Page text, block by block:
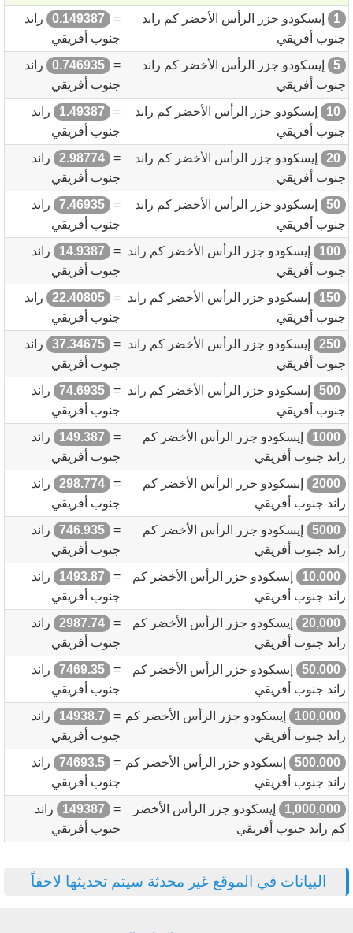
1
إيسكودو جزر الرأس الأخضر كم راند
جنوب أفريقي
=
0.149387
راند
جنوب أفريقي
5
إيسكودو جزر الرأس الأخضر كم راند
جنوب أفريقي
=
0.746935
راند
جنوب أفريقي
10
إيسكودو جزر الرأس الأخضر كم راند
جنوب أفريقي
=
1.49387
راند
جنوب أفريقي
20
إيسكودو جزر الرأس الأخضر كم راند
جنوب أفريقي
=
2.98774
راند
جنوب أفريقي
50
إيسكودو جزر الرأس الأخضر كم راند
جنوب أفريقي
=
7.46935
راند
جنوب أفريقي
100
إيسكودو جزر الرأس الأخضر كم راند
جنوب أفريقي
=
14.9387
راند
جنوب أفريقي
150
إيسكودو جزر الرأس الأخضر كم راند
جنوب أفريقي
=
22.40805
راند
جنوب أفريقي
250
إيسكودو جزر الرأس الأخضر كم راند
جنوب أفريقي
=
37.34675
راند
جنوب أفريقي
500
إيسكودو جزر الرأس الأخضر كم راند
جنوب أفريقي
=
74.6935
راند
جنوب أفريقي
1000
إيسكودو جزر الرأس الأخضر كم
راند جنوب أفريقي
=
149.387
راند
جنوب أفريقي
2000
إيسكودو جزر الرأس الأخضر كم
راند جنوب أفريقي
=
298.774
راند
جنوب أفريقي
5000
إيسكودو جزر الرأس الأخضر كم
راند جنوب أفريقي
=
746.935
راند
جنوب أفريقي
10,000
إيسكودو جزر الرأس الأخضر كم
راند جنوب أفريقي
=
1493.87
راند
جنوب أفريقي
20,000
إيسكودو جزر الرأس الأخضر كم
راند جنوب أفريقي
=
2987.74
راند
جنوب أفريقي
50,000
إيسكودو جزر الرأس الأخضر كم
راند جنوب أفريقي
=
7469.35
راند
جنوب أفريقي
100,000
إيسكودو جزر الرأس الأخضر كم
راند جنوب أفريقي
=
14938.7
راند
جنوب أفريقي
500,000
إيسكودو جزر الرأس الأخضر كم
راند جنوب أفريقي
=
74693.5
راند
جنوب أفريقي
1,000,000
إيسكودو جزر الرأس الأخضر
كم راند جنوب أفريقي
=
149387
راند
جنوب أفريقي
البيانات في الموقع غير محدثة سيتم تحديثها لاحقاً